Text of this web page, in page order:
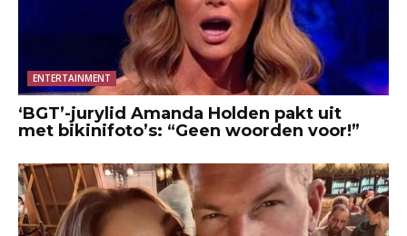
ENTERTAINMENT
‘BGT’-jurylid Amanda Holden pakt uit
met bikinifoto’s: “Geen woorden voor!”